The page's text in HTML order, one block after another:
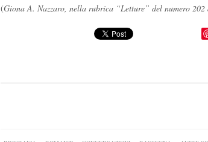
(Giona A. Nazzaro, nella rubrica “Letture” del numero 202